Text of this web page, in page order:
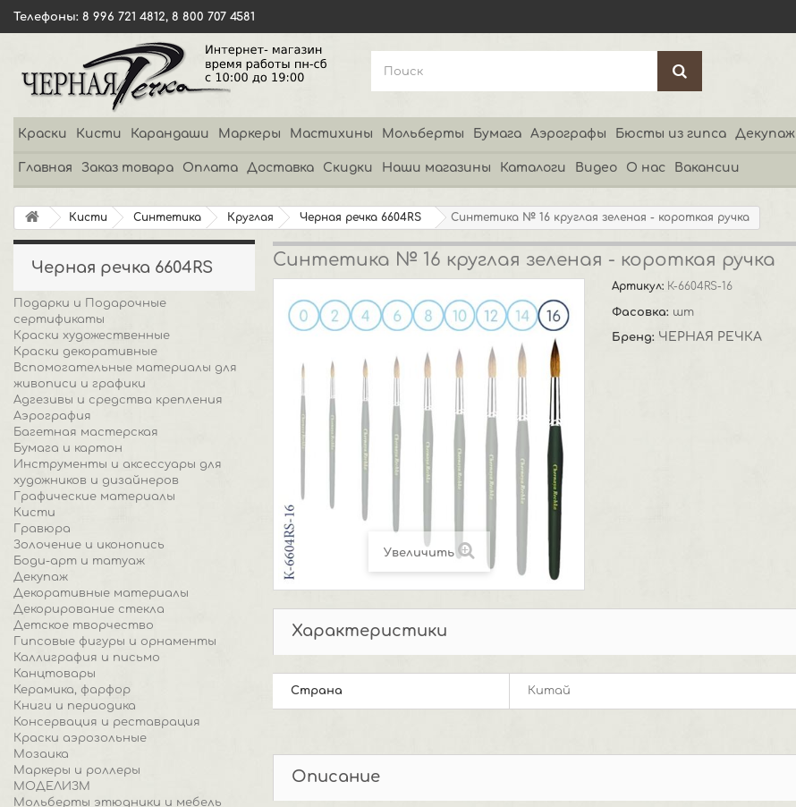
Телефоны: 8 996 721 4812, 8 800 707 4581
Краски Кисти Карандаши Маркеры Мастихины Мольберты Бумага Аэрографы Бюсты из гипса Декупаж
Главная Заказ товара Оплата Доставка Скидки Наши магазины Каталоги Видео О нас Вакансии
Кисти Синтетика Круглая Черная речка 6604RS Синтетика № 16 круглая зеленая - короткая ручка
Черная речка 6604RS
Подарки и Подарочные
сертификаты
Краски художественные
Краски декоративные
Вспомогательные материалы для
живописи и графики
Адгезивы и средства крепления
Аэрография
Багетная мастерская
Бумага и картон
Инструменты и аксессуары для
художников и дизайнеров
Графические материалы
Кисти
Гравюра
Золочение и иконопись
Боди-арт и татуаж
Декупаж
Декоративные материалы
Декорирование стекла
Детское творчество
Гипсовые фигуры и орнаменты
Каллиграфия и письмо
Канцтовары
Керамика, фарфор
Книги и периодика
Консервация и реставрация
Краски аэрозольные
Мозаика
Маркеры и роллеры
МОДЕЛИЗМ
Мольберты этюдники и мебель
Синтетика № 16 круглая зеленая - короткая ручка
Увеличить
Артикул: К-6604RS-16
Фасовка: шт
Бренд: ЧЕРНАЯ РЕЧКА
Характеристики
Страна Китай
Описание